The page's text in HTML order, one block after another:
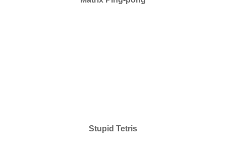
Stupid Tetris